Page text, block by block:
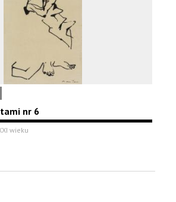
nr 6
wieku